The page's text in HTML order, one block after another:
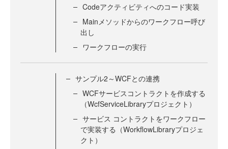
Codeアクティビティへのコード実装
Mainメソッドからのワークフロー呼び
出し
ワークフローの実行
サンプル2～WCFとの連携
WCFサービスコントラクトを作成する
（WcfServiceLibraryプロジェクト）
サービス コントラクトをワークフロー
で実装する（WorkflowLibraryプロジェ
クト）